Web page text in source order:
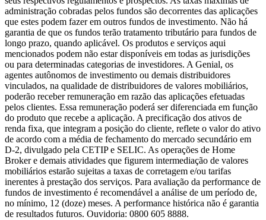
administração cobradas pelos fundos são decorrentes das aplicações
que estes podem fazer em outros fundos de investimento. Não há
garantia de que os fundos terão tratamento tributário para fundos de
longo prazo, quando aplicável. Os produtos e serviços aqui
mencionados podem não estar disponíveis em todas as jurisdições
ou para determinadas categorias de investidores. A Genial, os
agentes autônomos de investimento ou demais distribuidores
vinculados, na qualidade de distribuidores de valores mobiliários,
poderão receber remuneração em razão das aplicações efetuadas
pelos clientes. Essa remuneração poderá ser diferenciada em função
do produto que recebe a aplicação. A precificação dos ativos de
renda fixa, que integram a posição do cliente, reflete o valor do ativo
de acordo com a média de fechamento do mercado secundário em
D-2, divulgado pela CETIP e SELIC. As operações de Home
Broker e demais atividades que figurem intermediação de valores
mobiliários estarão sujeitas a taxas de corretagem e/ou tarifas
inerentes à prestação dos serviços. Para avaliação da performance de
fundos de investimento é recomendável a análise de um período de,
no mínimo, 12 (doze) meses. A performance histórica não é garantia
de resultados futuros. Ouvidoria: 0800 605 8888.